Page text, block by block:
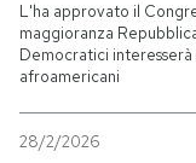
L'ha approvato il
maggioranza
Democratici
afroamericani
28/2/2026